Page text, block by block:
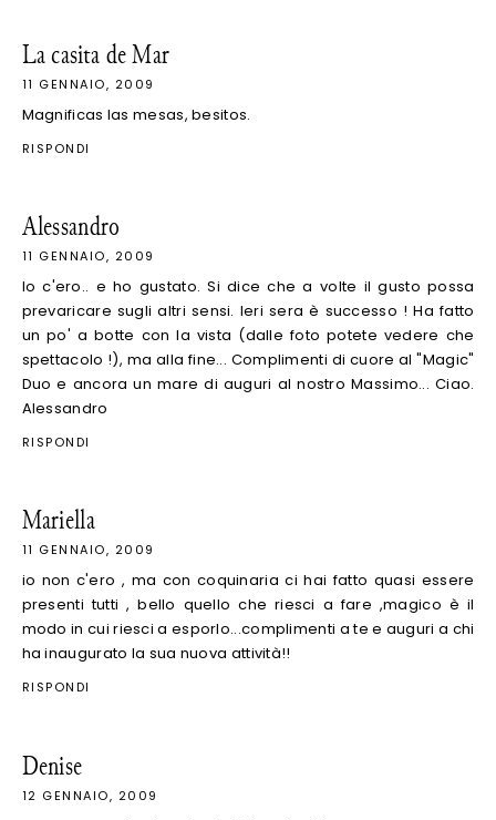
La casita de Mar
11 GENNAIO, 2009
Magnificas las mesas, besitos.
RISPONDI
Alessandro
11 GENNAIO, 2009
Io c'ero.. e ho gustato. Si dice che a volte il gusto possa
prevaricare sugli altri sensi. Ieri sera è successo ! Ha fatto
un po' a botte con la vista (dalle foto potete vedere che
spettacolo !), ma alla fine... Complimenti di cuore al "Magic"
Duo e ancora un mare di auguri al nostro Massimo... Ciao.
Alessandro
RISPONDI
Mariella
11 GENNAIO, 2009
io non c'ero , ma con coquinaria ci hai fatto quasi essere
presenti tutti , bello quello che riesci a fare ,magico è il
modo in cui riesci a esporlo...complimenti a te e auguri a chi
ha inaugurato la sua nuova attività!!
RISPONDI
Denise
12 GENNAIO, 2009